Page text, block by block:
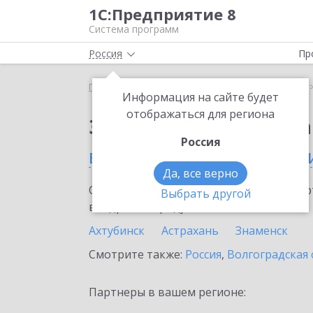
1С:Предприятие 8
Система программ
Россия
Информация на сайте будет
отображаться для региона
Россия
Да, все верно
Выбрать другой
Главная
Заказать 1С:Статус
в Астраханской
Ознакомьтесь с информационными
внедрение продукта.
Ахтубинск
Астрахань
Знаменск
Смотрите также: Россия, Волгоградская
Партнеры в вашем регионе: